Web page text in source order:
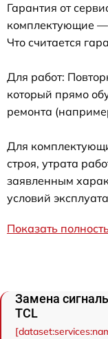
Гарантия от
комплектующие —
Что считается
Для работ:
который прямо
ремонта
Для
строя, утрата
заявленным
условий
Показать
Замена
TCL